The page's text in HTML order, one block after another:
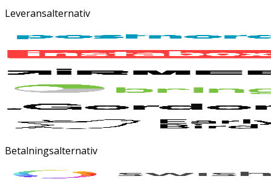
Leveransalternativ
Betalningsalternativ